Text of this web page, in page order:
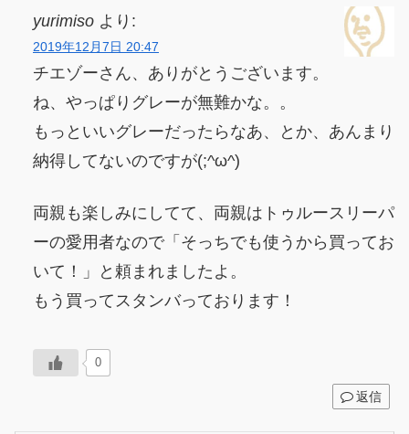
yurimiso より:
2019年12月7日 20:47
チエゾーさん、ありがとうございます。
ね、やっぱりグレーが無難かな。。
もっといいグレーだったらなあ、とか、あんまり
納得してないのですが(;^ω^)
両親も楽しみにしてて、両親はトゥルースリーパ
ーの愛用者なので「そっちでも使うから買ってお
いて！」と頼まれましたよ。
もう買ってスタンバっております！
0
返信